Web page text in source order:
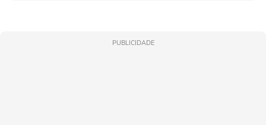
PUBLICIDADE